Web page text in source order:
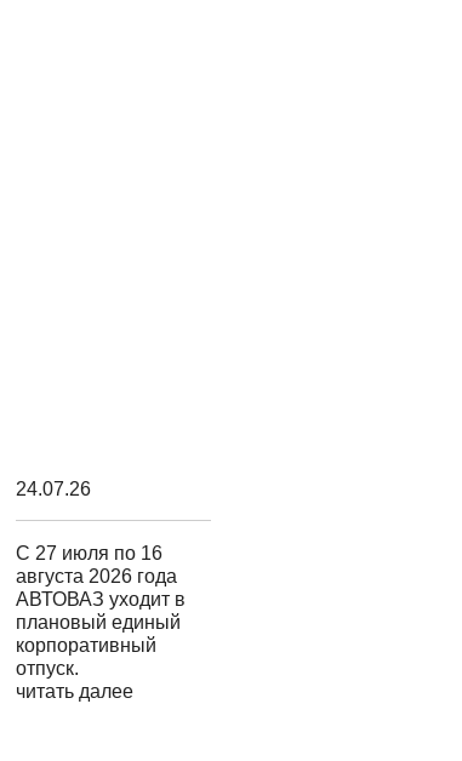
24.07.26
С 27 июля по 16
августа 2026 года
АВТОВАЗ уходит в
плановый единый
корпоративный
отпуск.
читать далее